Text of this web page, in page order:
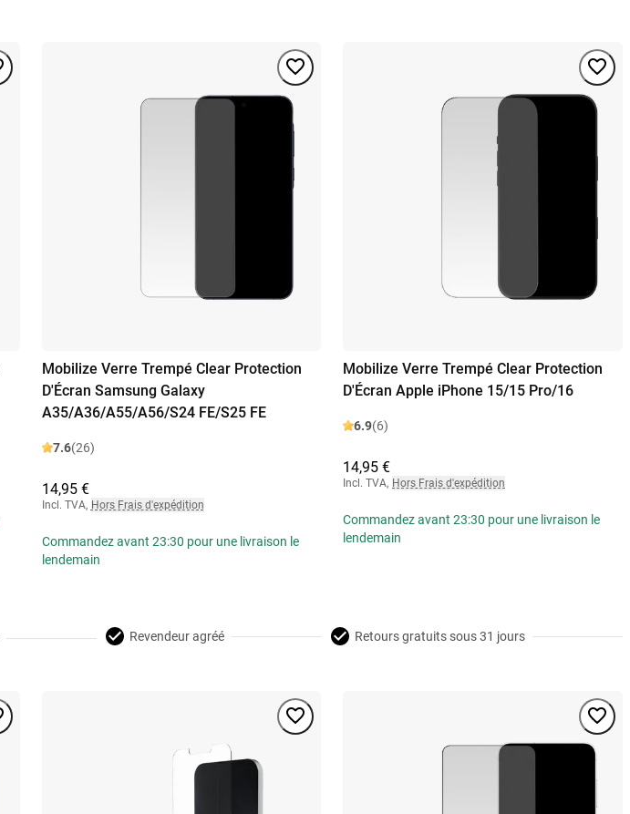
Mobilize Verre Trempé Clear Protection
D'Écran Samsung Galaxy
A35/A36/A55/A56/S24 FE/S25 FE
7.6(26)
14,95 €
Incl. TVA, Hors Frais d'expédition
Commandez avant 23:30 pour une livraison le
lendemain
Mobilize Verre Trempé Clear Protection
D'Écran Apple iPhone 15/15 Pro/16
6.9(6)
14,95 €
Incl. TVA, Hors Frais d'expédition
Commandez avant 23:30 pour une livraison le
lendemain
Revendeur agréé Retours gratuits sous 31 jours